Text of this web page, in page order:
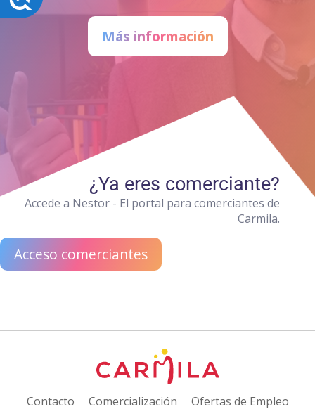
Más información
¿Ya eres comerciante?
Accede a Nestor - El portal para comerciantes de
Carmila.
Acceso comerciantes
Contacto Comercialización Ofertas de Empleo